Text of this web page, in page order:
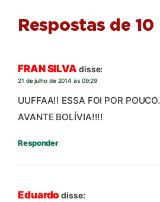
Respostas de 10
FRAN SILVA disse:
21 de julho de 2014 às 09:29
UUFFAA!! ESSA FOI POR POUCO.
AVANTE BOLÍVIA!!!!
Responder
Eduardo disse: